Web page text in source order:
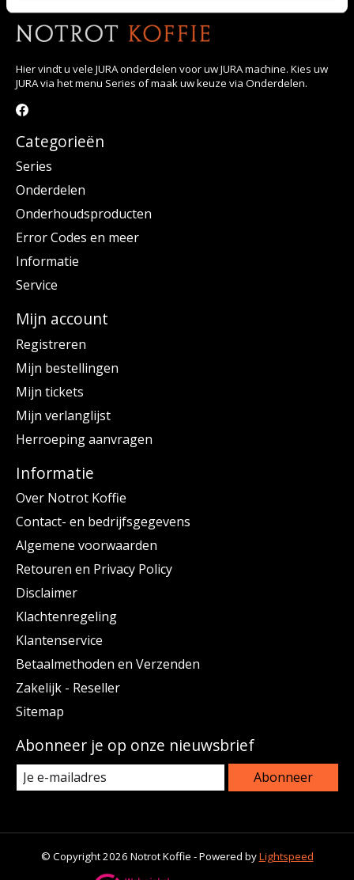
Hier vindt u vele JURA onderdelen voor uw JURA machine. Kies uw
JURA via het menu Series of maak uw keuze via Onderdelen.
Categorieën
Series
Onderdelen
Onderhoudsproducten
Error Codes en meer
Informatie
Service
Mijn account
Registreren
Mijn bestellingen
Mijn tickets
Mijn verlanglijst
Herroeping aanvragen
Informatie
Over Notrot Koffie
Contact- en bedrijfsgegevens
Algemene voorwaarden
Retouren en Privacy Policy
Disclaimer
Klachtenregeling
Klantenservice
Betaalmethoden en Verzenden
Zakelijk - Reseller
Sitemap
Abonneer je op onze nieuwsbrief
Abonneer
© Copyright 2026 Notrot Koffie - Powered byLightspeed